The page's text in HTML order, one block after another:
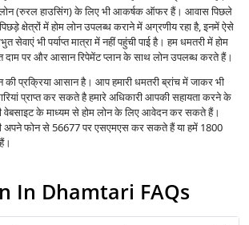
लोन (रुरल हाउसिंग) के लिए भी आकर्षक ऑफर हैं। आवास पिछले
क्षेत्रों में होम लोन उपलब्ध कराने में अग्रणीय रहा है, इनमें ऐसे
भी पर्याप्त मात्रा में नहीं पहुंची पाई है। हम धमतरी में होम
दाम पर और आसान रिपेमेंट प्लान के साथ लोन उपलब्ध करते हैं।
प्रक्रिया आसान है। आप हमारी धमतरी ब्रांच में जाकर भी
प्राप्त कर सकते है हमारे अधिकारी आपकी सहायता करने के
वेबसाइट के माध्यम से होम लोन के लिए आवेदन कर सकते हैं।
अपने फोन से 56677 पर एसएमएस कर सकते हैं या हमें 1800
In Dhamtari FAQs